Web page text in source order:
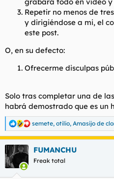
Repetir no menos de
y dirigiéndose a mi, el
este post.
O, en su defecto:
Ofrecerme disculpas
Solo tras completar una de
habrá demostrado que es un
R
e
a
c
c
i
semete, otilio, Amasijo de
FUMANCHU
Freak total